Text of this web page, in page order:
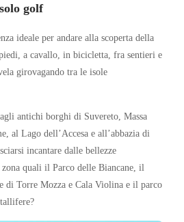
golf
ideale per andare alla scoperta della
a cavallo, in bicicletta, fra sentieri e
girovagando tra le isole
antichi borghi di Suvereto, Massa
al Lago dell’Accesa e all’abbazia di
incantare dalle bellezze
quali il Parco delle Biancane, il
di Torre Mozza e Cala Violina e il parco